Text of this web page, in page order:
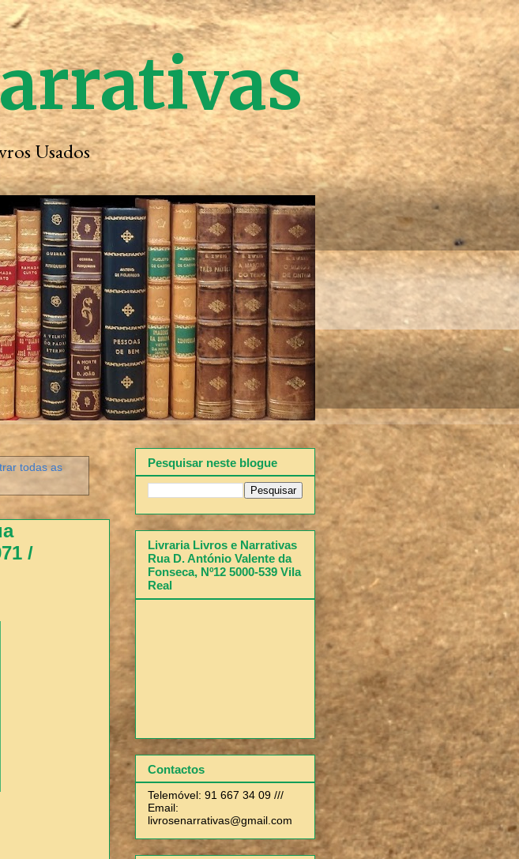
Usados
todas as
/
Pesquisar neste blogue
Livraria Livros e Narrativas
Rua D. António Valente da
Fonseca, Nº12 5000-539 Vila
Real
Contactos
Telemóvel: 91 667 34 09 ///
Email:
livrosenarrativas@gmail.com